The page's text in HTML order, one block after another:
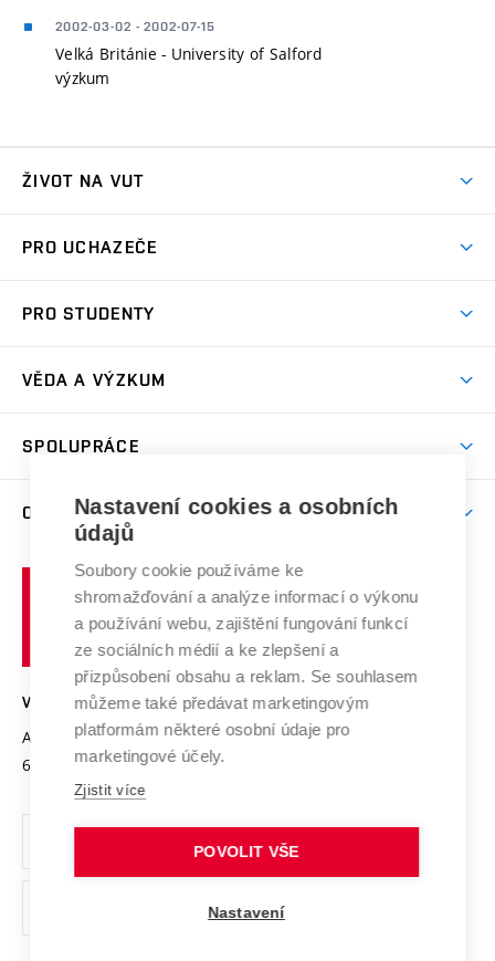
2002-03-02 - 2002-07-15
Velká Británie - University of Salford
výzkum
ŽIVOT NA VUT
Koleje
Sport na VUT
PRO UCHAZEČE
Dny otevřených dveří
Celoživotní vzdělávání
E-přihláška
PRO STUDENTY
Harmonogram akademického roku
Závěrečné práce
Doktorské studium
Zpracování osobních údajů studentů
Sociální bezpečí
Studium bez bariér
Podpora podnikání
VĚDA A VÝZKUM
Mezinárodní vědecká rada
Systém zajišťování kvality výzkumu
Výzkumné infrastruktury
Transfer znalostí
Open Science
Projekty
Projekty ze strukturálních fondů
Specifický výzkum
SPOLUPRÁCE
Zahraniční spolupráce
Spolupráce se školami
Služby univerzity
Mezinárodní dohody
Univerzitní sítě
O UNIVERZITĚ
Profil univerzity
Udržitelná univerzita
Podnikavá univerzita / ContriBUTe
Bezpečná univerzita
Vyznamenání
Organizační struktura
Ochrana osobních údajů
odkaz)
učení
technické
VYSOKÉ UČENÍ TECHNICKÉ V BRNĚ
Antonínská 548/1
602 00 Brno
www.vut.cz
vut@vutbr.cz
Nastavení cookies a osobních
údajů
Soubory cookie používáme ke
shromažďování a analýze informací o výkonu
a používání webu, zajištění fungování funkcí
ze sociálních médií a ke zlepšení a
přizpůsobení obsahu a reklam. Se souhlasem
můžeme také předávat marketingovým
platformám některé osobní údaje pro
marketingové účely.
Zjistit více
POVOLIT VŠE
Nastavení